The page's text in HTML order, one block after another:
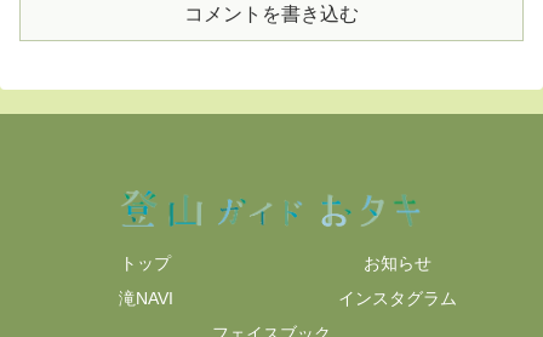
コメントを書き込む
トップ
お知らせ
滝NAVI
インスタグラム
フェイスブック